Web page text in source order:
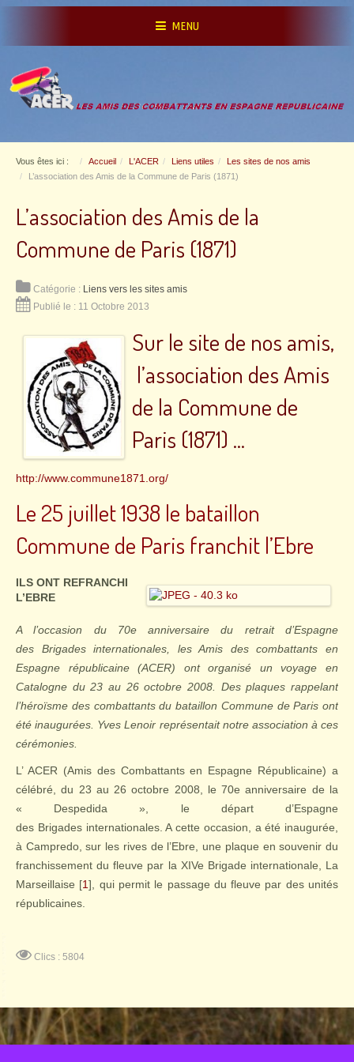
MENU
Vous êtes ici : Accueil L'ACER Liens utiles
Les sites de nos amis
L’association des Amis de la Commune de Paris (1871)
L’association des Amis de la
Commune de Paris (1871)
Catégorie : Liens vers les sites amis
Publié le : 11 Octobre 2013
Sur le site de nos amis,
l’association des Amis
de la Commune de
Paris (1871) ...
http://www.commune1871.org/
Le 25 juillet 1938 le bataillon
Commune de Paris franchit l’Ebre
ILS ONT REFRANCHI
L’EBRE
A l’occasion du 70e anniversaire du retrait d’Espagne
des Brigades internationales , les Amis des combattants en
Espagne républicaine (ACER) ont organisé un voyage en
Catalogne du 23 au 26 octobre 2008. Des plaques rappelant
l’héroïsme des combattants du bataillon Commune de Paris ont
été inaugurées. Yves Lenoir représentait notre association à ces
cérémonies.
L’ ACER (Amis des Combattants en Espagne Républicaine) a
célébré, du 23 au 26 octobre 2008, le 70e anniversaire de la
« Despedida », le départ d’Espagne
des Brigades internationales. A cette occasion, a été inaugurée,
à Campredo, sur les rives de l’Ebre, une plaque en souvenir du
franchissement du fleuve par la XIVe Brigade internationale, La
Marseillaise [1], qui permit le passage du fleuve par des unités
républicaines.
Clics : 5804